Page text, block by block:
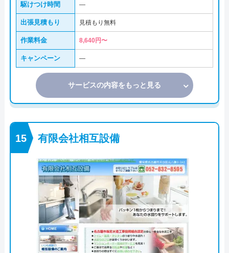
駆けつけ時間 ―
出張見積もり 見積もり無料
作業料金 8,640円〜
キャンペーン ―
サービスの内容をもっと見る
有限会社相互設備